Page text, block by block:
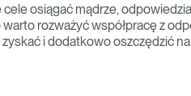
osiągać mądrze,
rozważyć współpracę z
i dodatkowo oszczędzić